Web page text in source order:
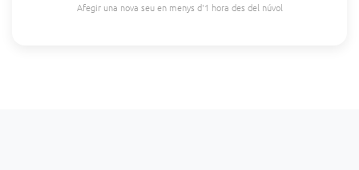
Afegir una nova seu en menys d'1 hora des del núvol